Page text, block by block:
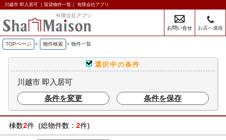
川越市 即入居可 ｜賃貸物件一覧｜ 有限会社アプリ
お問い合せ お店へ連絡
TOPページ > 物件検索 > 物件一覧
選択中の条件
川越市 即入居可
条件を変更
条件を保存
棟数2件 (総物件数： 2件)